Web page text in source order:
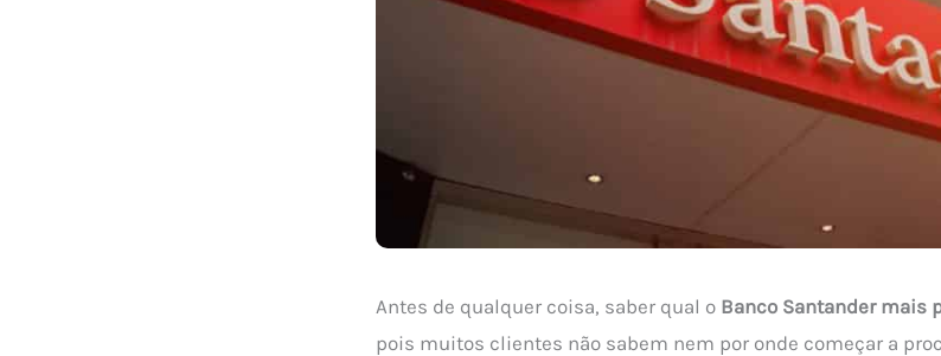
Antes de qualquer coisa, saber qual o Banco Santander mais
pois muitos clientes não sabem nem por onde começar a